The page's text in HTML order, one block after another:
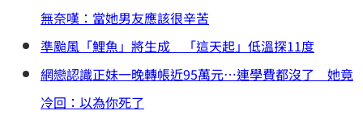
無奈嘆：當她男友應該很辛苦
準颱風「鯉魚」將生成 「這天起」低溫探11度
網戀認識正妹一晚轉帳近95萬元…連學費都沒了 她竟
冷回：以為你死了